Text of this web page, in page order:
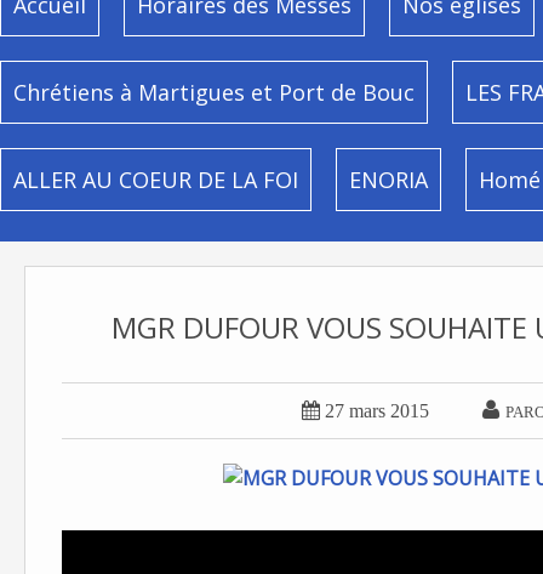
Chrétiens à Martigues et Port de Bouc LES
ALLER AU COEUR DE LA FOI ENORIA
MGR DUFOUR VOUS SOUHAITE
 27 mars 2015 